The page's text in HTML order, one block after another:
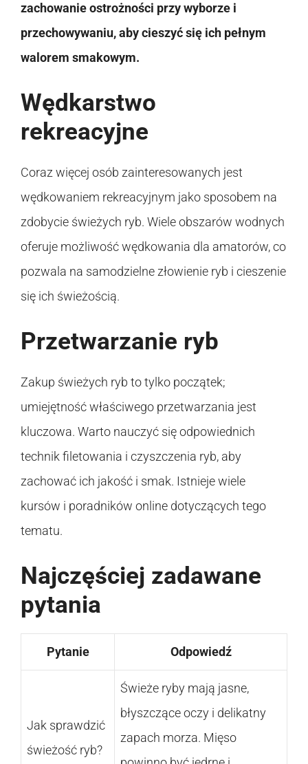
zachowanie ostrożności przy wyborze i
przechowywaniu, aby cieszyć się ich pełnym
walorem smakowym.
Wędkarstwo
rekreacyjne
Coraz więcej osób zainteresowanych jest
wędkowaniem rekreacyjnym jako sposobem na
zdobycie świeżych ryb. Wiele obszarów wodnych
oferuje możliwość wędkowania dla amatorów, co
pozwala na samodzielne złowienie ryb i cieszenie
się ich świeżością.
Przetwarzanie ryb
Zakup świeżych ryb to tylko początek;
umiejętność właściwego przetwarzania jest
kluczowa. Warto nauczyć się odpowiednich
technik filetowania i czyszczenia ryb, aby
zachować ich jakość i smak. Istnieje wiele
kursów i poradników online dotyczących tego
tematu.
Najczęściej zadawane
pytania
Pytanie Odpowiedź
Jak sprawdzić
świeżość ryb?
Świeże ryby mają jasne,
błyszczące oczy i delikatny
zapach morza. Mięso